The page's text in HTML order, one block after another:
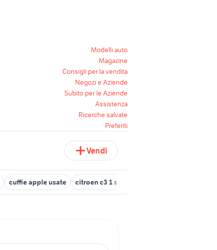
Modelli auto
Magazine
Consigli per la vendita
Negozi e Aziende
Subito per le Aziende
Assistenza
Ricerche salvate
Preferiti
Vendi
cuffie apple usate citroen c3 1 serie auto